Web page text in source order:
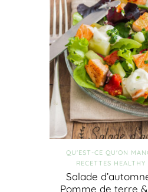
QU'EST-CE QU'ON
RECETTES HEALTHY
Salade
Pomme de terre